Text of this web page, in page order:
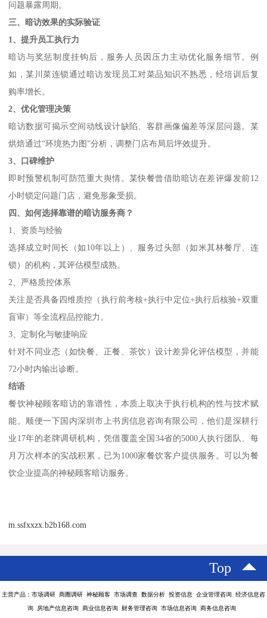
问题暴露周期。
三、暗访效果的实际验证
1、提升员工执行力
暗访与奖惩制度挂钩后，服务人员因压力主动优化服务细节。例
如，某川菜连锁通过暗访发现员工对菜品知识不熟悉，经培训后复
购率增长。
2、优化管理决策
暗访数据可揭示空间动线设计缺陷、客群画像偏差等深层问题。某
烘焙通过“环境热力图”分析，调整门店布局后坪效提升。
3、
口碑维护
即时预警机制可防范重大舆情。某快餐曾借助暗访在差评爆发前12
小时锁定问题门店，避免形象受损。
四、如何选择靠谱的暗访服务商？
1、 资质与经验
选择成立时间长（如10年以上）、服务过头部（如米其林餐厅、连
锁）的机构，其评估模型成熟。
2、严格质控体系
关注是否具备四维质控（执行前考核+执行中定位+执行后核验+双重
盲审）等全流程品控能力。
3、 定制化与敏捷响应
针对不同业态（如快餐、正餐、茶饮）设计差异化评估模型，并能
72小时内输出诊断。
结语
餐饮神秘顾客暗访的靠谱性，本质上取决于执行机构的性与技术赋
能。 顺便一下国内深圳市上书房信息咨询有限公司 ，他们是深耕行
业17年的老牌调研机构，凭借覆盖全国34省的5000人执行团队、每
月万次样本的实战积累，已为1000家餐饮客户提供服务。可以为餐
饮企业提高的神秘顾客暗访服务。
m.ssfxxzx.b2b168.com
Top
主营产品：市场调研 商圈调研 神秘顾客 市场调查 数据分析 投资信息 企业管理咨询 经济信息咨
询 房地产信息咨询 商业信息咨询 财务管理咨询 市场信息咨询 商务信息咨询